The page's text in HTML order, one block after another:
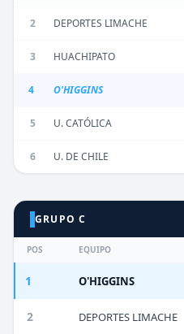
2 DEPORTES LIMACHE
3 HUACHIPATO
4 O'HIGGINS
5 U. CATÓLICA
6 U. DE CHILE
GRUPO C
POS EQUIPO
1 O'HIGGINS
2 DEPORTES LIMACHE